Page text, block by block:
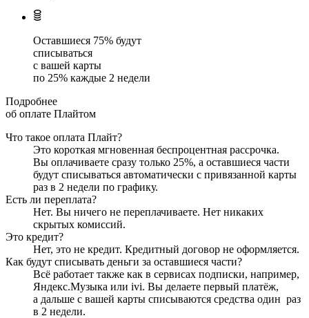
Оставшиеся 75% будут
списываться
с вашей карты
по 25% каждые 2 недели
Подробнее
об оплате Плайтом
Что такое оплата Плайт?
Это короткая мгновенная беспроцентная рассрочка.
Вы оплачиваете сразу только 25%, а оставшиеся части
будут списываться автоматически с привязанной карты
раз в 2 недели по графику.
Есть ли переплата?
Нет. Вы ничего не переплачиваете. Нет никаких
скрытых комиссий.
Это кредит?
Нет, это не кредит. Кредитный договор не оформляется.
Как будут списывать деньги за оставшиеся части?
Всё работает также как в сервисах подписки, например,
Яндекс.Музыка или ivi. Вы делаете первый платёж,
а дальше с вашей карты списываются средства один раз
в 2 недели.